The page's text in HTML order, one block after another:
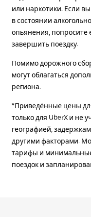
или наркотики. Если
в состоянии
опьянения, попросите
завершить поездку.
Помимо дорожного
могут облагаться
региона.
*Приведённые цены
только для UberX и не
географией,
другими факторами.
тарифы и
поездок и